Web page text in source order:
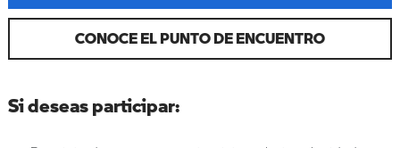
CONOCE EL PUNTO DE ENCUENTRO
Si deseas participar: